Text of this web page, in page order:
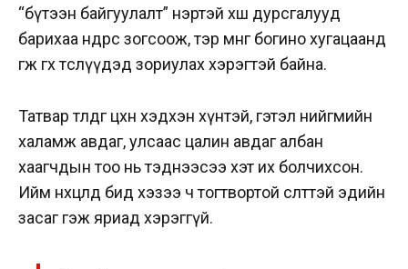
“бүтээн байгуулалт” нэртэй хөшөө дурсгалууд
барихаа өнөөдрөөс зогсоож, тэр мөнгөө богино хугацаанд
өгөөж өгөх төслүүдэд зориулах хэрэгтэй байна.
Татвар төлдөг цөөхөн хэдхэн хүнтэй, гэтэл нийгмийн
халамж авдаг, улсаас цалин авдаг албан
хаагчдын тоо нь тэднээсээ хэт их болчихсон.
Ийм нөхцөлд бид хэзээ ч тогтвортой өсөлттэй эдийн
засаг гэж яриад хэрэггүй.